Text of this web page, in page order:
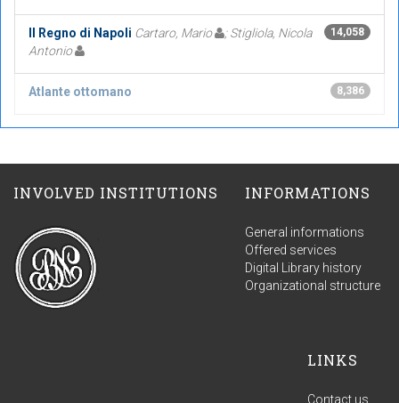
14,058
Il Regno di Napoli Cartaro, Mario
; Stigliola, Nicola
Antonio
8,386
Atlante ottomano
INVOLVED INSTITUTIONS INFORMATIONS
General informations
Offered services
Digital Library history
Organizational structure
LINKS
Contact us